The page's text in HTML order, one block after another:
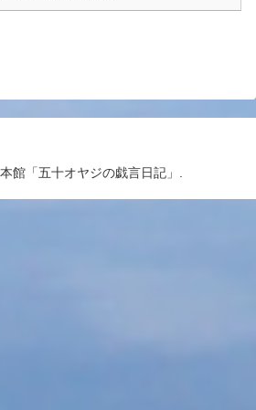
館「五十オヤジの戯言日記」.